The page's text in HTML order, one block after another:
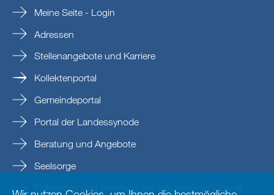
Meine Seite - Login
Adressen
Stellenangebote und Karriere
Kollektenportal
Gemeindeportal
Portal der Landessynode
Beratung und Angebote
Seelsorge
Prävention und Beratung bei sexualisierter Gewalt